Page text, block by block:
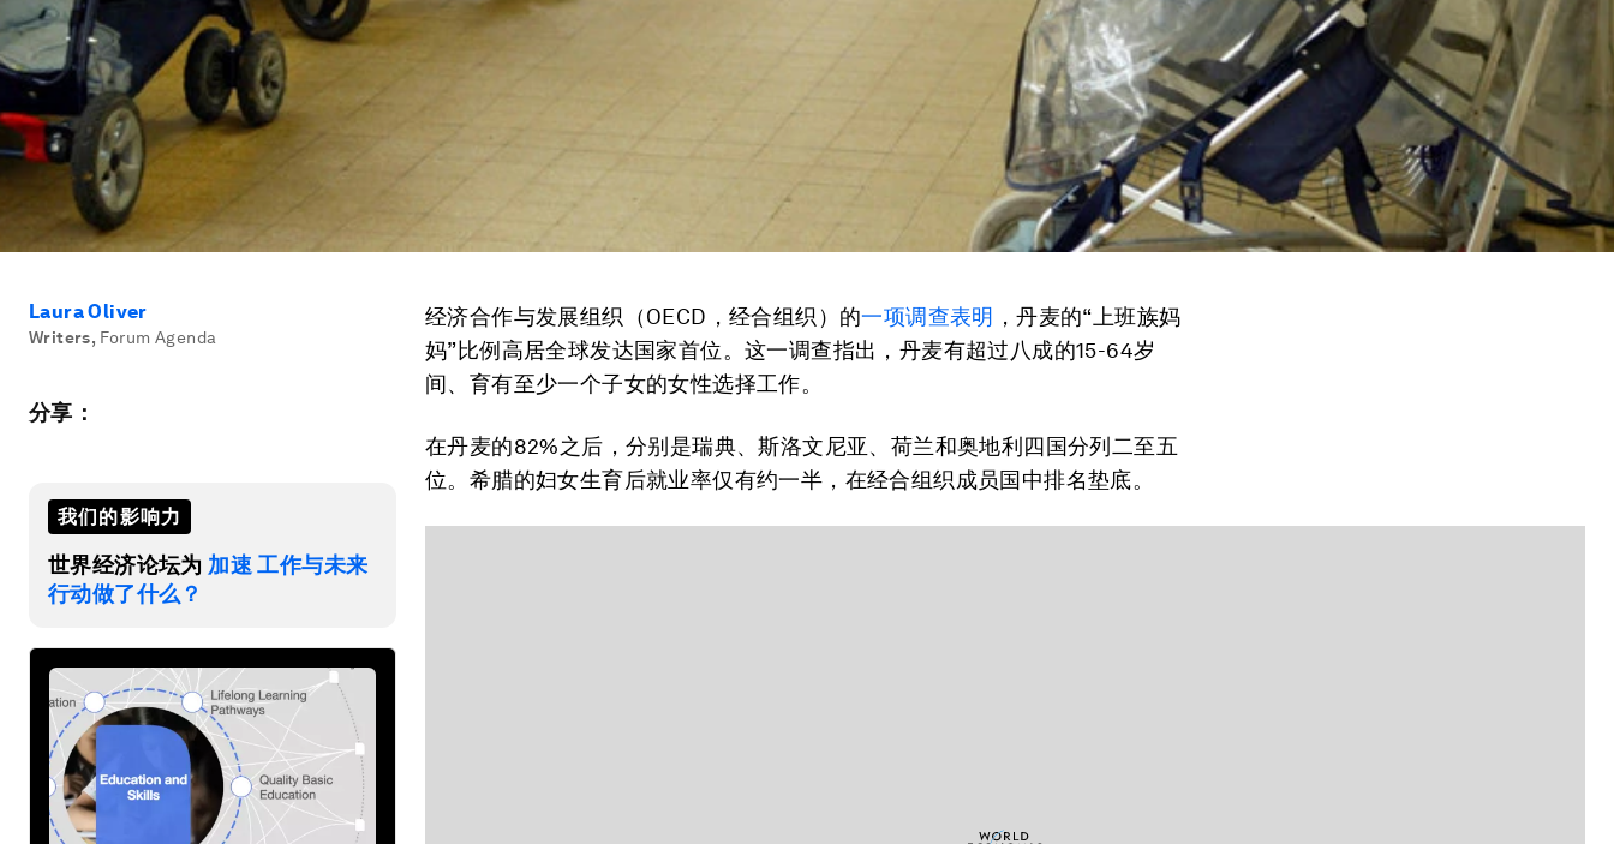
Laura Oliver
Writers, Forum Agenda
分享：
我们的影响力
世界经济论坛为 加速 工作与未来
行动做了什么？
经济合作与发展组织（OECD，经合组织）的一项调查表明 ，丹麦的“上班族妈
妈”比例高居全球发达国家首位。这一调查指出，丹麦有超过八成的15-64岁
间、育有至少一个子女的女性选择工作。
在丹麦的82%之后，分别是瑞典、斯洛文尼亚、荷兰和奥地利四国分列二至五
位。希腊的妇女生育后就业率仅有约一半，在经合组织成员国中排名垫底。